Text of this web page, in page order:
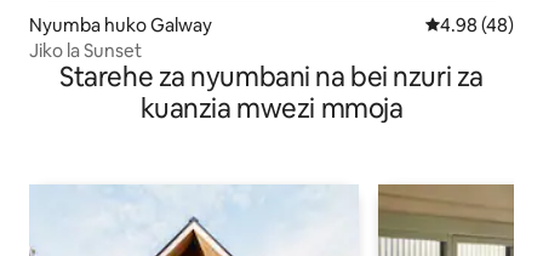
Nyumba huko Galway Ukadiriaji wa
4.98 (48)
Jiko la Sunset
Starehe za nyumbani na bei nzuri za
kuanzia mwezi mmoja